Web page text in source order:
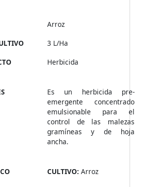
Arroz
3 L/Ha
Herbicida
Es un herbicida pre-
emergente concentrado
emulsionable para el
control de las malezas
gramíneas y de hoja
ancha.
CULTIVO: Arroz